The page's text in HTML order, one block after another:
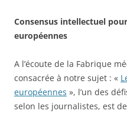
Consensus intellectuel
européennes
A l’écoute de la Fabrique
consacrée à notre sujet : «
européennes », l’un des
selon les journalistes, est